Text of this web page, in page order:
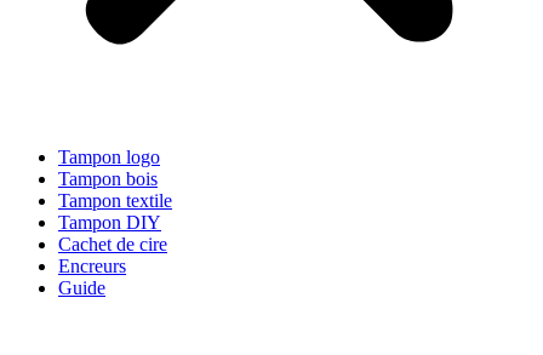
Tampon logo
Tampon bois
Tampon textile
Tampon DIY
Cachet de cire
Encreurs
Guide